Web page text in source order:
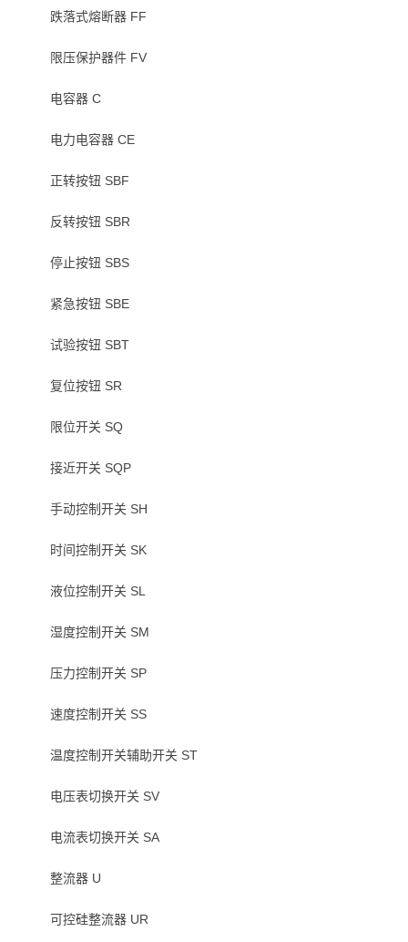
跌落式熔断器 FF
限压保护器件 FV
电容器 C
电力电容器 CE
正转按钮 SBF
反转按钮 SBR
停止按钮 SBS
紧急按钮 SBE
试验按钮 SBT
复位按钮 SR
限位开关 SQ
接近开关 SQP
手动控制开关 SH
时间控制开关 SK
液位控制开关 SL
湿度控制开关 SM
压力控制开关 SP
速度控制开关 SS
温度控制开关辅助开关 ST
电压表切换开关 SV
电流表切换开关 SA
整流器 U
可控硅整流器 UR